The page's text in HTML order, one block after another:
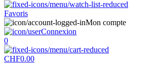
Favoris
Mon compte
Connexion
0
CHF0.00